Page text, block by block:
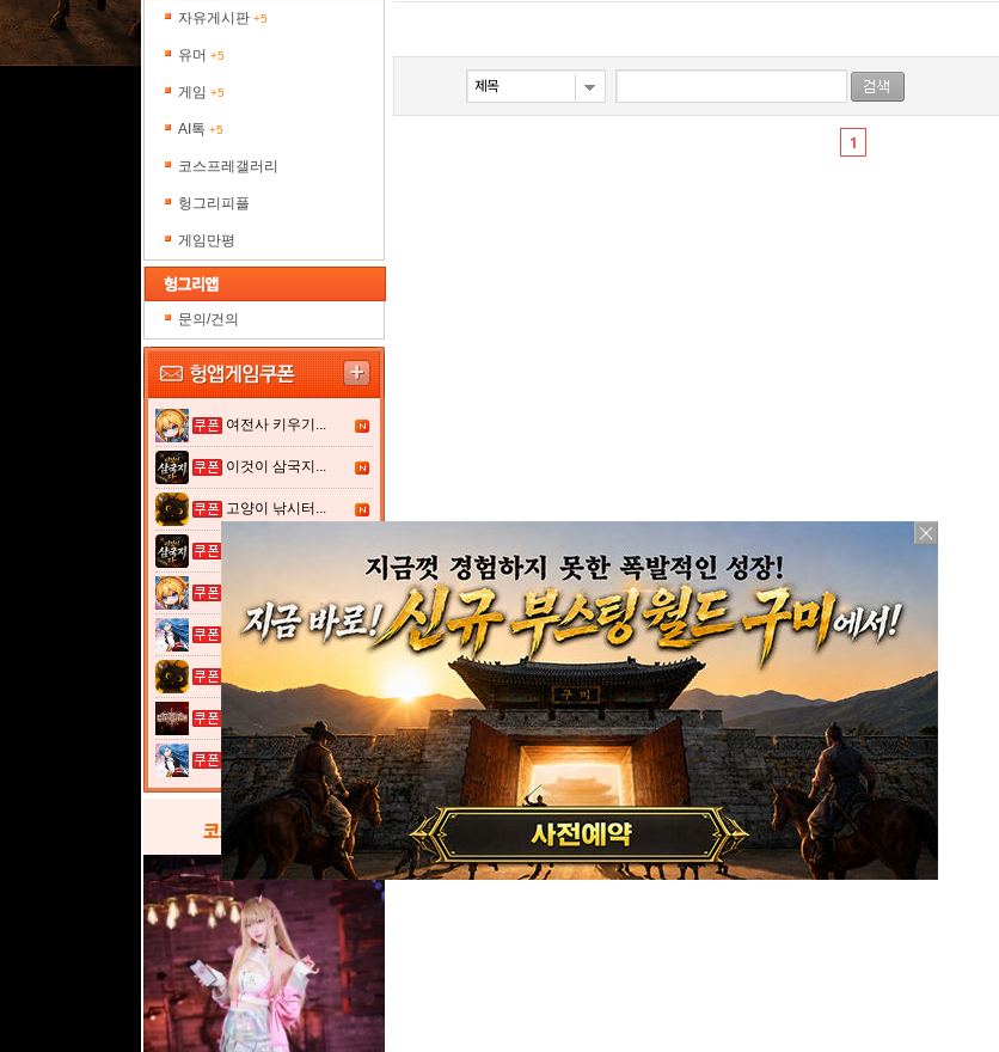
자유게시판 +5
유머 +5
게임 +5
AI톡 +5
코스프레갤러리
헝그리피플
게임만평
문의/건의
여전사 키우기...
이것이 삼국지...
고양이 낚시터...
열혈강호: 넥...
열혈강호: 넥...
코스프레 갤러리
1